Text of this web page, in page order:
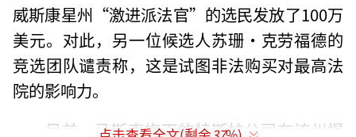
威斯康星州“激进派法官”的选民发放了100万
美元。对此，另一位候选人苏珊·克劳福德的
竞选团队谴责称，这是试图非法购买对最高法
院的影响力。
目前，马斯克旗下的特斯拉公司在该州提